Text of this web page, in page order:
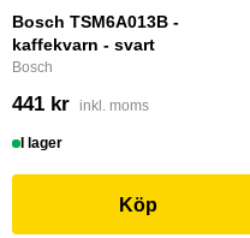
Bosch TSM6A013B -
kaffekvarn - svart
Bosch
441 kr inkl. moms
I lager
Köp